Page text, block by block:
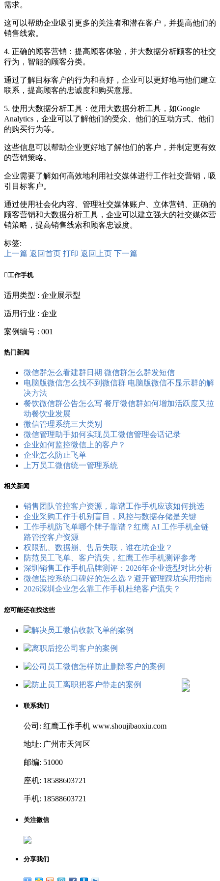
需求。
这可以帮助企业吸引更多的关注者和潜在客户，并提高他们的
销售线索。
4. 正确的顾客营销：提高顾客体验，并大数据分析顾客的社交
行为，智能的顾客分类。
通过了解目标客户的行为和喜好，企业可以更好地与他们建立
联系，提高顾客的忠诚度和购买意愿。
5. 使用大数据分析工具：使用大数据分析工具，如Google
Analytics，企业可以了解他们的受众、他们的互动方式、他们
的购买行为等。
这些信息可以帮助企业更好地了解他们的客户，并制定更有效
的营销策略。
企业需要了解如何高效地利用社交媒体进行工作社交营销，吸
引目标客户。
通过使用社会化内容、管理社交媒体账户、立体营销、正确的
顾客营销和大数据分析工具，企业可以建立强大的社交媒体营
销策略，提高销售线索和顾客忠诚度。
标签:
上一篇 返回首页 打印 返回上页 下一篇
工作手机
适用类型 : 企业展示型
适用行业 : 企业
案例编号 : 001
热门新闻
微信群怎么看建群日期 微信群怎么群发短信
电脑版微信怎么找不到微信群 电脑版微信不显示群的解
决方法
餐饮微信群公告怎么写 餐厅微信群如何增加活跃度又拉
动餐饮业发展
微信管理系统三大类别
微信管理助手如何实现员工微信管理会话记录
企业如何监控微信上的客户？
企业怎么防止飞单
上万员工微信统一管理系统
相关新闻
销售团队管控客户资源，靠谱工作手机应该如何挑选
企业采购工作手机别盲目，风控与数据存储是关键
工作手机防飞单哪个牌子靠谱？红鹰 AI 工作手机全链
路管控客户资源
权限乱、数据崩、售后失联，谁在坑企业？
防范员工飞单、客户流失，红鹰工作手机测评参考
深圳销售工作手机品牌测评：2026年企业选型对比分析
微信监控系统口碑好的怎么选？避开管理踩坑实用指南
2026深圳企业怎么靠工作手机杜绝客户流失？
您可能还在找这些
联系我们
公司: 红鹰工作手机 www.shoujibaoxiu.com
地址: 广州市天河区
邮编: 51000
座机: 18588603721
手机: 18588603721
关注微信
分享我们